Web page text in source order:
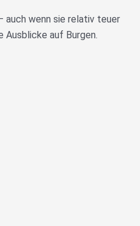
auch wenn sie relativ teuer
Ausblicke auf Burgen.